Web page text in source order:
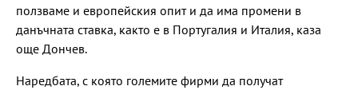
ползваме и европейския опит и да има промени в
данъчната ставка, както е в Португалия и Италия, каза
още Дончев.
Наредбата, с която големите фирми да получат